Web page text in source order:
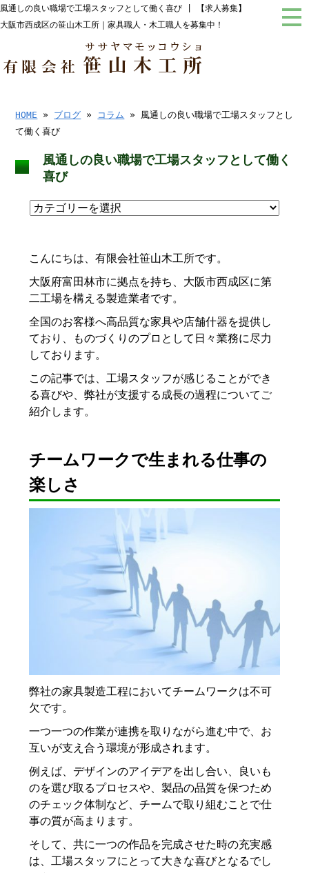
風通しの良い職場で工場スタッフとして働く喜び | 【求人募集】
大阪市西成区の笹山木工所｜家具職人・木工職人を募集中！
HOME » ブログ » コラム » 風通しの良い職場で工場スタッフとし
て働く喜び
風通しの良い職場で工場スタッフとして働く
喜び
こんにちは、有限会社笹山木工所です。
大阪府富田林市に拠点を持ち、大阪市西成区に第
二工場を構える製造業者です。
全国のお客様へ高品質な家具や店舗什器を提供し
ており、ものづくりのプロとして日々業務に尽力
しております。
この記事では、工場スタッフが感じることができ
る喜びや、弊社が支援する成長の過程についてご
紹介します。
チームワークで生まれる仕事の
楽しさ
弊社の家具製造工程においてチームワークは不可
欠です。
一つ一つの作業が連携を取りながら進む中で、お
互いが支え合う環境が形成されます。
例えば、デザインのアイデアを出し合い、良いも
のを選び取るプロセスや、製品の品質を保つため
のチェック体制など、チームで取り組むことで仕
事の質が高まります。
そして、共に一つの作品を完成させた時の充実感
は、工場スタッフにとって大きな喜びとなるでし